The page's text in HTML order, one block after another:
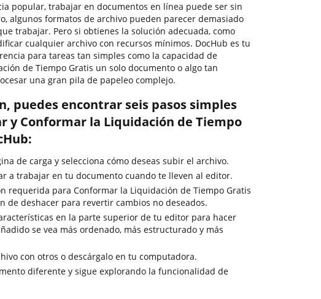
popular, trabajar en documentos en línea puede ser sin
algunos formatos de archivo pueden parecer demasiado
trabajar. Pero si obtienes la solución adecuada, como
cualquier archivo con recursos mínimos. DocHub es tu
para tareas tan simples como la capacidad de
de Tiempo Gratis un solo documento o algo tan
una gran pila de papeleo complejo.
puedes encontrar seis pasos simples
y Conformar la Liquidación de Tiempo
de carga y selecciona cómo deseas subir el archivo.
a trabajar en tu documento cuando te lleven al editor.
requerida para Conformar la Liquidación de Tiempo Gratis
de deshacer para revertir cambios no deseados.
en la parte superior de tu editor para hacer
se vea más ordenado, más estructurado y más
con otros o descárgalo en tu computadora.
diferente y sigue explorando la funcionalidad de